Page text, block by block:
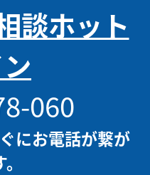
談ホット
060
にお電話が繋が